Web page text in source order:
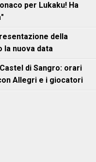
per Lukaku! Ha
della
la nuova data
di Sangro: orari
Allegri e i giocatori